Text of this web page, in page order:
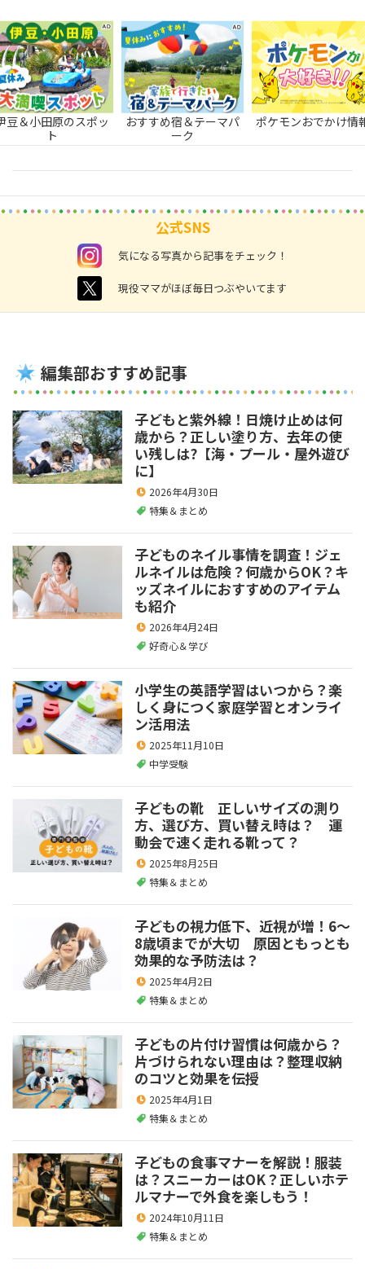
豆＆小田原のスポッ
ト
おすすめ宿＆テーマパ
ーク
ポケモンおでかけ情
公式SNS
instagram 気になる写真から記事をチェック！
twitter 現役ママがほぼ毎日つぶやいてます
編集部おすすめ記事
子どもと紫外線！日焼け止めは何
歳から？正しい塗り方、去年の使
い残しは?【海・プール・屋外遊び
に】
2026年4月30日
特集＆まとめ
子どものネイル事情を調査！ジェ
ルネイルは危険？何歳からOK？キ
ッズネイルにおすすめのアイテム
も紹介
2026年4月24日
好奇心＆学び
小学生の英語学習はいつから？楽
しく身につく家庭学習とオンライ
ン活用法
2025年11月10日
中学受験
子どもの靴 正しいサイズの測り
方、選び方、買い替え時は？ 運
動会で速く走れる靴って？
2025年8月25日
特集＆まとめ
子どもの視力低下、近視が増！6～
8歳頃までが大切 原因ともっとも
効果的な予防法は？
2025年4月2日
特集＆まとめ
子どもの片付け習慣は何歳から？
片づけられない理由は？整理収納
のコツと効果を伝授
2025年4月1日
特集＆まとめ
子どもの食事マナーを解説！服装
は？スニーカーはOK？正しいホテ
ルマナーで外食を楽しもう！
2024年10月11日
特集＆まとめ